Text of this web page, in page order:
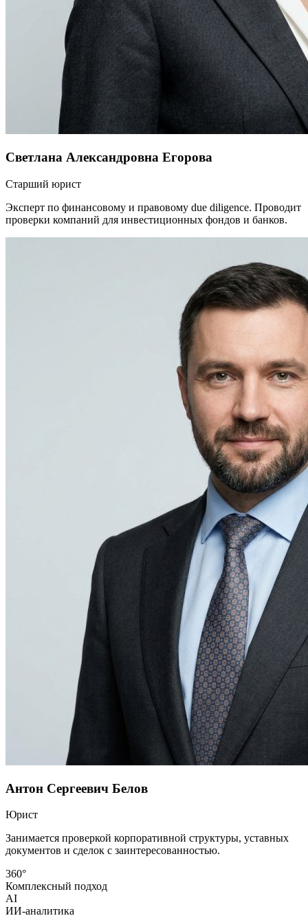
Светлана Александровна Егорова
Старший юрист
Эксперт по финансовому и правовому due diligence. Проводит
проверки компаний для инвестиционных фондов и банков.
Антон Сергеевич Белов
Юрист
Занимается проверкой корпоративной структуры, уставных
документов и сделок с заинтересованностью.
360°
Комплексный подход
AI
ИИ-аналитика